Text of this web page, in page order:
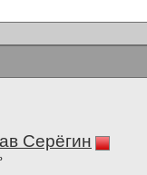
Серёгин